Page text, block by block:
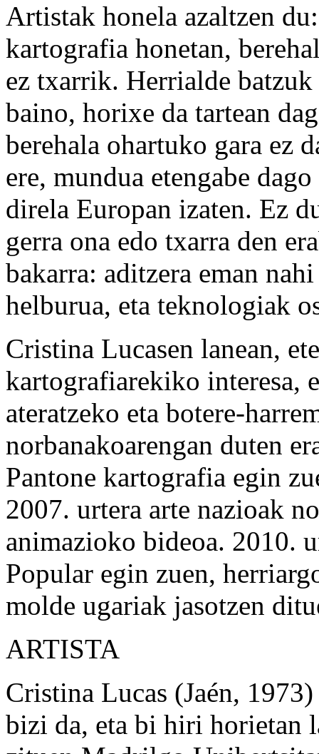
Artistak honela azaltzen
kartografia honetan,
ez txarrik. Herrialde batzuk
baino, horixe da tartean
berehala ohartuko gara ez
ere, mundua etengabe
direla Europan izaten. Ez
gerra ona edo txarra den
bakarra: aditzera eman
helburua, eta teknologiak
Cristina Lucasen lanean,
kartografiarekiko interesa,
ateratzeko eta botere-
norbanakoarengan duten
Pantone kartografia egin
2007. urtera arte nazioak
animazioko bideoa. 2010.
Popular egin zuen,
molde ugariak jasotzen
ARTISTA
Cristina Lucas (Jaén,
bizi da, eta bi hiri horietan